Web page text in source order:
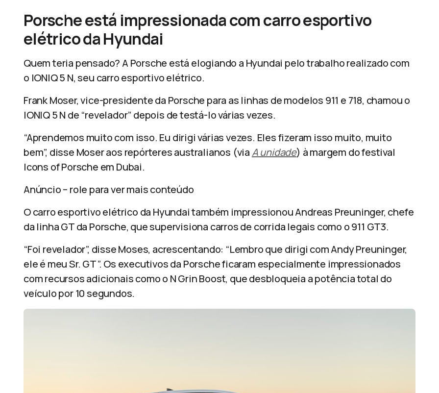
Porsche está impressionada com carro esportivo
elétrico da Hyundai
Quem teria pensado? A Porsche está elogiando a Hyundai pelo trabalho realizado com
o IONIQ 5 N, seu carro esportivo elétrico.
Frank Moser, vice-presidente da Porsche para as linhas de modelos 911 e 718, chamou o
IONIQ 5 N de “revelador” depois de testá-lo várias vezes.
“Aprendemos muito com isso. Eu dirigi várias vezes. Eles fizeram isso muito, muito
bem”, disse Moser aos repórteres australianos (viaA unidade) à margem do festival
Icons of Porsche em Dubai.
Anúncio – role para ver mais conteúdo
O carro esportivo elétrico da Hyundai também impressionou Andreas Preuninger, chefe
da linha GT da Porsche, que supervisiona carros de corrida legais como o 911 GT3.
“Foi revelador”, disse Moses, acrescentando: “Lembro que dirigi com Andy Preuninger,
ele é meu Sr. GT”. Os executivos da Porsche ficaram especialmente impressionados
com recursos adicionais como o N Grin Boost, que desbloqueia a potência total do
veículo por 10 segundos.